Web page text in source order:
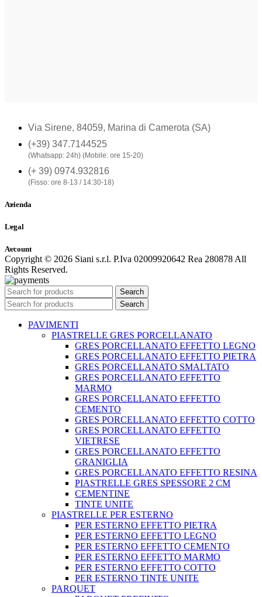
Via Sirene, 84059, Marina di Camerota (SA)
(+39) 347.7144525
(Whatsapp: 24h) (Mobile: ore 15-20)
(+ 39) 0974.932816
(Fisso: ore 8-13 / 14:30-18)
Azienda
Legal
Account
Copyright © 2026 Siani s.r.l. P.Iva 02009920642 Rea 280878 All
Rights Reserved.
Search
Search
PAVIMENTI
PIASTRELLE GRES PORCELLANATO
GRES PORCELLANATO EFFETTO LEGNO
GRES PORCELLANATO EFFETTO PIETRA
GRES PORCELLANATO SMALTATO
GRES PORCELLANATO EFFETTO
MARMO
GRES PORCELLANATO EFFETTO
CEMENTO
GRES PORCELLANATO EFFETTO COTTO
GRES PORCELLANATO EFFETTO
VIETRESE
GRES PORCELLANATO EFFETTO
GRANIGLIA
GRES PORCELLANATO EFFETTO RESINA
PIASTRELLE GRES SPESSORE 2 CM
CEMENTINE
TINTE UNITE
PIASTRELLE PER ESTERNO
PER ESTERNO EFFETTO PIETRA
PER ESTERNO EFFETTO LEGNO
PER ESTERNO EFFETTO CEMENTO
PER ESTERNO EFFETTO MARMO
PER ESTERNO EFFETTO COTTO
PER ESTERNO TINTE UNITE
PARQUET